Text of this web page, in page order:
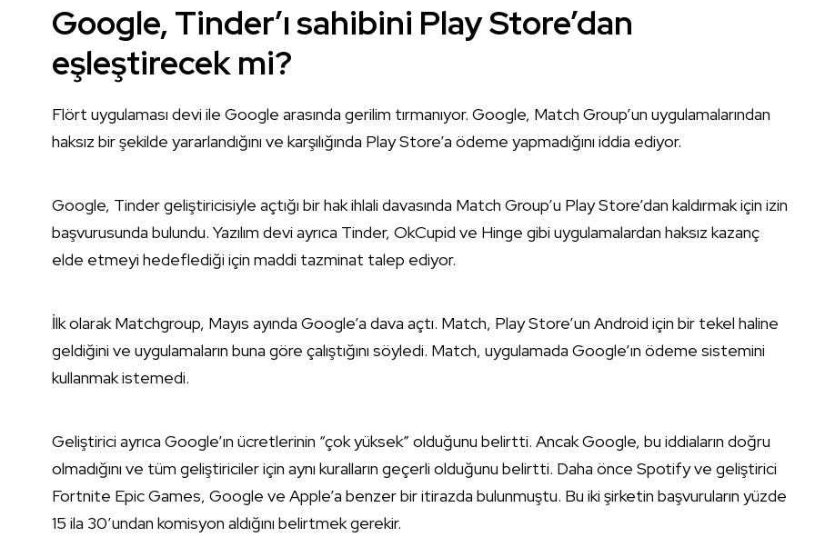
Google, Tinder’ı sahibini Play Store’dan
eşleştirecek mi?
Flört uygulaması devi ile Google arasında gerilim tırmanıyor. Google, Match Group’un uygulamalarından
haksız bir şekilde yararlandığını ve karşılığında Play Store’a ödeme yapmadığını iddia ediyor.
Google, Tinder geliştiricisiyle açtığı bir hak ihlali davasında Match Group’u Play Store’dan kaldırmak için izin
başvurusunda bulundu. Yazılım devi ayrıca Tinder, OkCupid ve Hinge gibi uygulamalardan haksız kazanç
elde etmeyi hedeflediği için maddi tazminat talep ediyor.
İlk olarak Matchgroup, Mayıs ayında Google’a dava açtı. Match, Play Store’un Android için bir tekel haline
geldiğini ve uygulamaların buna göre çalıştığını söyledi. Match, uygulamada Google’ın ödeme sistemini
kullanmak istemedi.
Geliştirici ayrıca Google’ın ücretlerinin “çok yüksek” olduğunu belirtti. Ancak Google, bu iddiaların doğru
olmadığını ve tüm geliştiriciler için aynı kuralların geçerli olduğunu belirtti. Daha önce Spotify ve geliştirici
Fortnite Epic Games, Google ve Apple’a benzer bir itirazda bulunmuştu. Bu iki şirketin başvuruların yüzde
15 ila 30’undan komisyon aldığını belirtmek gerekir.